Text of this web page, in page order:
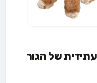
של הגור